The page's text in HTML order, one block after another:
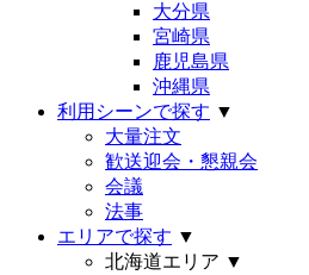
大分県
宮崎県
鹿児島県
沖縄県
利用シーンで探す ▼
大量注文
歓送迎会・懇親会
会議
法事
エリアで探す ▼
北海道エリア ▼